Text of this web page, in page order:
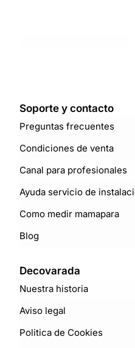
Soporte y contacto
Preguntas frecuentes
Condiciones de venta
Canal para profesionales
Ayuda servicio de
Como medir mamapara
Blog
Decovarada
Nuestra historia
Aviso legal
Politica de Cookies